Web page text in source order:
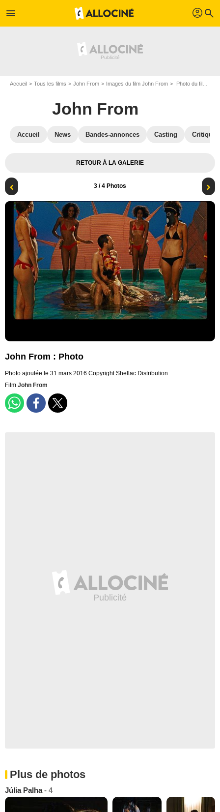
menu profil search
Accueil Tous les films John From Images du film John From Photo du film John From - Photo 3
John From
Accueil News Bandes-annonces Casting
RETOUR À LA GALERIE
3 / 4 Photos
John From : Photo
Photo ajoutée le 31 mars 2016 Copyright Shellac Distribution
Film John From
Plus de photos
Júlia Palha- 4